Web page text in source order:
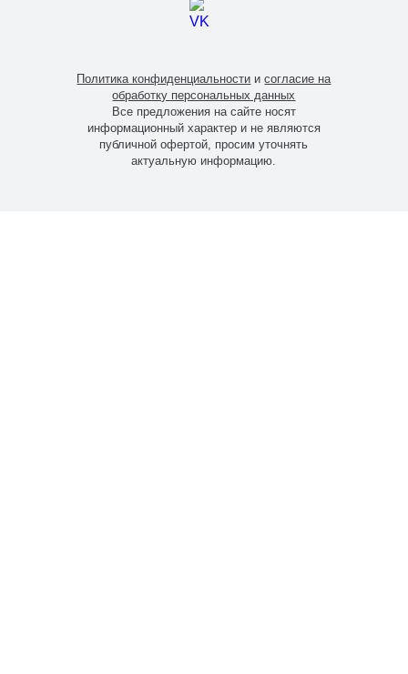
Все предложения на сайте носят
информационный характер и не являются
публичной офертой, просим уточнять
актуальную информацию.
Политика конфиденциальности исогласие на
обработку персональных данных